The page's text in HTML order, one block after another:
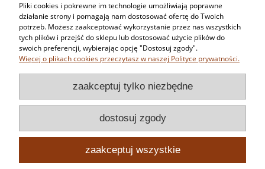
Pomoc
Moje konto
Informacje
Pliki cookies i pokrewne im technologie umożliwiają poprawne
działanie strony i pomagają nam dostosować ofertę do Twoich
potrzeb. Możesz zaakceptować wykorzystanie przez nas wszystkich
tych plików i przejść do sklepu lub dostosować użycie plików do
swoich preferencji, wybierając opcję "Dostosuj zgody".
Więcej o plikach cookies przeczytasz w naszej Polityce prywatności.
zaakceptuj tylko niezbędne
dostosuj zgody
zaakceptuj wszystkie